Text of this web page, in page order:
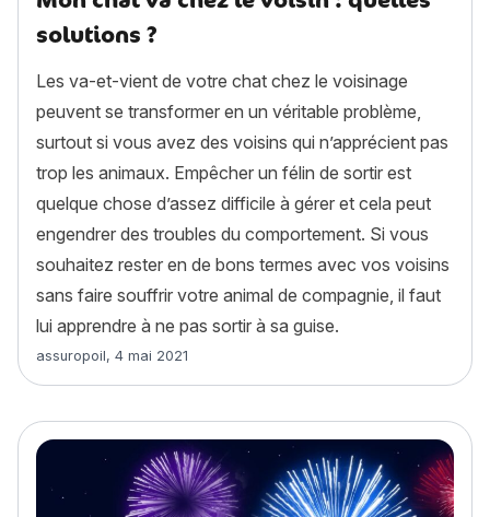
solutions ?
Les va-et-vient de votre chat chez le voisinage
peuvent se transformer en un véritable problème,
surtout si vous avez des voisins qui n’apprécient pas
trop les animaux. Empêcher un félin de sortir est
quelque chose d’assez difficile à gérer et cela peut
engendrer des troubles du comportement. Si vous
souhaitez rester en de bons termes avec vos voisins
sans faire souffrir votre animal de compagnie, il faut
lui apprendre à ne pas sortir à sa guise.
Article rédigé par
assuropoil, 4 mai 2021